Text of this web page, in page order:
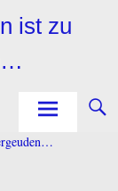
ist zu